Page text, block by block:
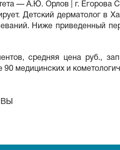
— А.Ю. Орлов | г.
Детский дерматолог в
Ниже приведенный
средняя цена руб.,
медицинских и